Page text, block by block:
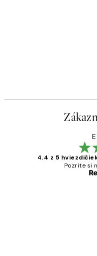
4.4 z 5
Pozrite si